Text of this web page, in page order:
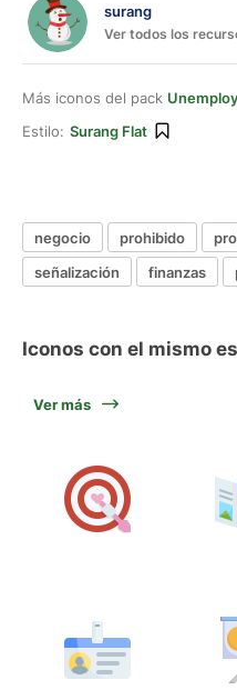
surang
Ver todos los
Más iconos del pack
Estilo: Surang Flat
negocio prohibido
señalización
finanzas
Iconos con el mismo
Ver más